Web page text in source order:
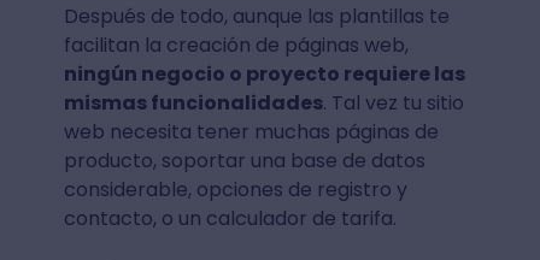
Después de todo, aunque las plantillas te
facilitan la creación de páginas web,
ningún negocio o proyecto requiere las
mismas funcionalidades. Tal vez tu sitio
web necesita tener muchas páginas de
producto, soportar una base de datos
considerable, opciones de registro y
contacto, o un calculador de tarifa.